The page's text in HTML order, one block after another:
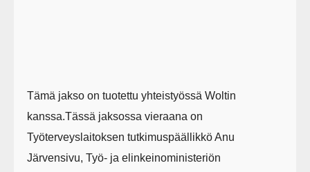
Tämä jakso on tuotettu yhteistyössä Woltin
kanssa.Tässä jaksossa vieraana on
Työterveyslaitoksen tutkimuspäällikkö Anu
Järvensivu, Työ- ja elinkeinoministeriön